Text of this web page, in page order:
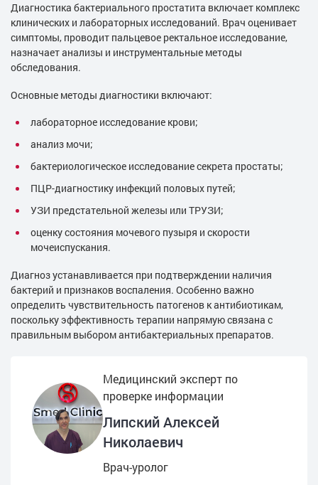
Диагностика бактериального простатита включает комплекс
клинических и лабораторных исследований. Врач оценивает
симптомы, проводит пальцевое ректальное исследование,
назначает анализы и инструментальные методы
обследования.
Основные методы диагностики включают:
лабораторное исследование крови;
анализ мочи;
бактериологическое исследование секрета простаты;
ПЦР-диагностику инфекций половых путей;
УЗИ предстательной железы или ТРУЗИ;
оценку состояния мочевого пузыря и скорости
мочеиспускания.
Диагноз устанавливается при подтверждении наличия
бактерий и признаков воспаления. Особенно важно
определить чувствительность патогенов к антибиотикам,
поскольку эффективность терапии напрямую связана с
правильным выбором антибактериальных препаратов.
Медицинский эксперт по
проверке информации
Липский Алексей
Николаевич
Врач-уролог